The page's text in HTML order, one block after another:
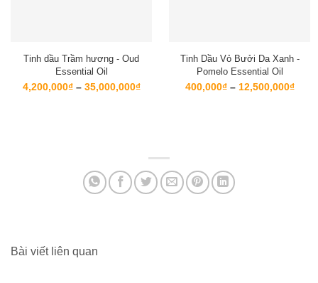
Tinh dầu Trầm hương - Oud
Essential Oil
4,200,000₫ – 35,000,000₫Khoảng
Tinh Dầu Vỏ Bưởi Da Xanh -
Pomelo Essential Oil
400,000₫ – 12,500,000₫
Bài viết liên quan